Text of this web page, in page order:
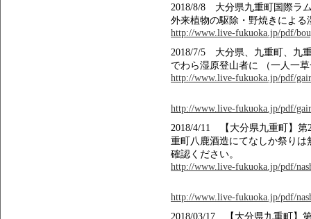
2018/8/8 大分県九重町国際ラ
外来植物の駆除・野焼きによ
http://www.live-fukuoka.jp/pdf/
2018/7/5 大分県、九重町、九
でわら湿原登山者に （一人一
http://www.live-fukuoka.jp/pdf/
http://www.live-fukuoka.jp/pdf/
2018/4/11 【大分県九重町】第
重町八鹿酒造にてなしか祭り
確認ください。
http://www.live-fukuoka.jp/pdf/
http://www.live-fukuoka.jp/pdf/
2018/03/17 【大分県九重町】